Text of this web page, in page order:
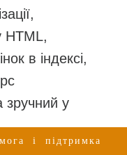
HTML,
в індексі,
зручний у
і підтримка